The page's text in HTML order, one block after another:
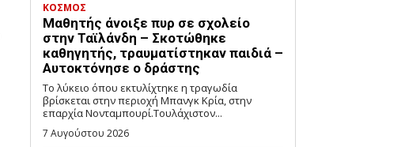
ΚΟΣΜΟΣ
Μαθητής άνοιξε πυρ σε σχολείο
στην Ταϊλάνδη – Σκοτώθηκε
καθηγητής, τραυματίστηκαν παιδιά –
Αυτοκτόνησε ο δράστης
Το λύκειο όπου εκτυλίχτηκε η τραγωδία
βρίσκεται στην περιοχή Μπανγκ Κρία, στην
επαρχία Νονταμπουρί.Τουλάχιστον...
7 Αυγούστου 2026